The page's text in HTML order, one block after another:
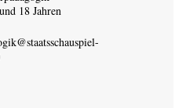
18 Jahren